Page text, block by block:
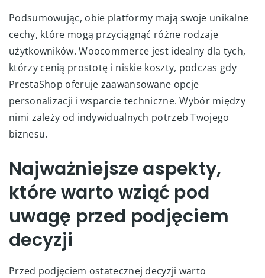
Podsumowując, obie platformy mają swoje unikalne
cechy, które mogą przyciągnąć różne rodzaje
użytkowników. Woocommerce jest idealny dla tych,
którzy cenią prostotę i niskie koszty, podczas gdy
PrestaShop oferuje zaawansowane opcje
personalizacji i wsparcie techniczne. Wybór między
nimi zależy od indywidualnych potrzeb Twojego
biznesu.
Najważniejsze aspekty,
które warto wziąć pod
uwagę przed podjęciem
decyzji
Przed podjęciem ostatecznej decyzji warto